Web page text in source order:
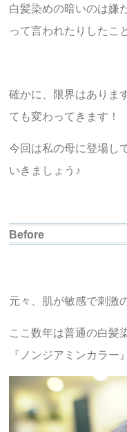
白髪染めの暗いのは嫌
って言われたりしたこ
確かに、限界はありま
ても変わってきます！
今回は私の母に登場し
いきましょう♪
Before
元々、肌が敏感で刺激
ここ数年は普通の白髪
『ノンジアミンカラー